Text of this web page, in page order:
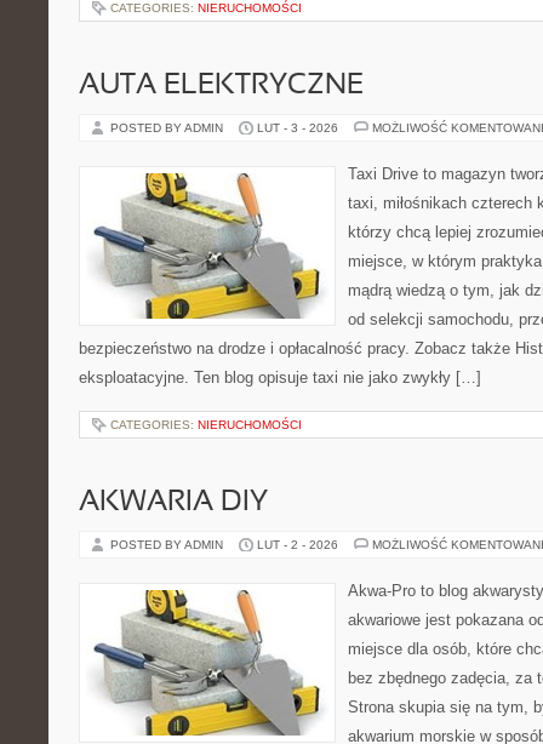
CATEGORIES: NIERUCHOMOŚCI
AUTA ELEKTRYCZNE
POSTED BY ADMIN LUT - 3 - 2026 MOŻLIWOŚĆ
Taxi Drive to magazyn
taxi, miłośnikach czterech
którzy chcą lepiej
miejsce, w którym
mądrą wiedzą o tym, jak
od selekcji samochodu,
bezpieczeństwo na drodze i opłacalność pracy. Zobacz także
eksploatacyjne. Ten blog opisuje taxi nie jako zwykły […]
CATEGORIES: NIERUCHOMOŚCI
AKWARIA DIY
POSTED BY ADMIN LUT - 2 - 2026 MOŻLIWOŚĆ
Akwa-Pro to blog
akwariowe jest pokazana
miejsce dla osób, które
bez zbędnego zadęcia, za
Strona skupia się na tym,
akwarium morskie w